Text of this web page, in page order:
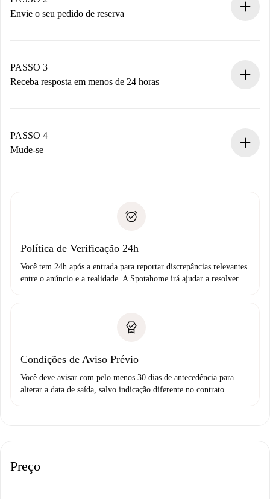
antecipadamente.
Envie o seu pedido de reserva
Não cobramos nada até que o proprietário confirme.
PASSO 3
Receba resposta em menos de 24 horas
proprietário.
Se recusada: não cobraremos nada e ofereceremos
Débito direto bancário
PASSO 4
Mude-se
não comunicar nenhum problema.
Política de Verificação 24h
Você tem 24h após a entrada para reportar discrepâncias relevantes
entre o anúncio e a realidade. A Spotahome irá ajudar a resolver.
Condições de Aviso Prévio
Você deve avisar com pelo menos 30 dias de antecedência para
alterar a data de saída, salvo indicação diferente no contrato.
Preço